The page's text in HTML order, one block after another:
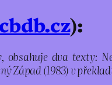
cbdb.cz):
dva texty:
Západ (1983) v